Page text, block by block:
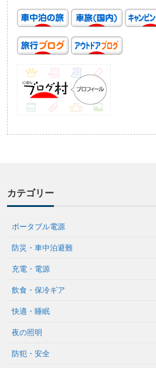
カテゴリー
ポータブル電源
防災・車中泊避難
充電・電源
飲食・保冷ギア
快適・睡眠
夜の照明
防犯・安全